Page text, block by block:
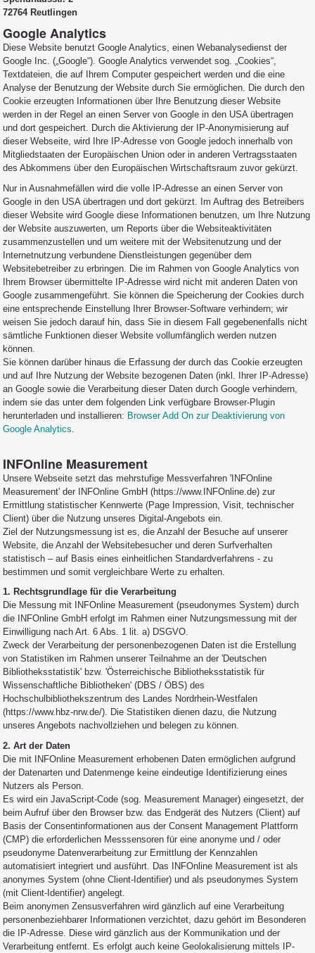
72764 Reutlingen
Google Analytics
Diese Website benutzt Google Analytics, einen Webanalysedienst der
Google Inc. („Google“). Google Analytics verwendet sog. „Cookies“,
Textdateien, die auf Ihrem Computer gespeichert werden und die eine
Analyse der Benutzung der Website durch Sie ermöglichen. Die durch den
Cookie erzeugten Informationen über Ihre Benutzung dieser Website
werden in der Regel an einen Server von Google in den USA übertragen
und dort gespeichert. Durch die Aktivierung der IP-Anonymisierung auf
dieser Webseite, wird Ihre IP-Adresse von Google jedoch innerhalb von
Mitgliedstaaten der Europäischen Union oder in anderen Vertragsstaaten
des Abkommens über den Europäischen Wirtschaftsraum zuvor gekürzt.
Nur in Ausnahmefällen wird die volle IP-Adresse an einen Server von
Google in den USA übertragen und dort gekürzt. Im Auftrag des Betreibers
dieser Website wird Google diese Informationen benutzen, um Ihre Nutzung
der Website auszuwerten, um Reports über die Websiteaktivitäten
zusammenzustellen und um weitere mit der Websitenutzung und der
Internetnutzung verbundene Dienstleistungen gegenüber dem
Websitebetreiber zu erbringen. Die im Rahmen von Google Analytics von
Ihrem Browser übermittelte IP-Adresse wird nicht mit anderen Daten von
Google zusammengeführt. Sie können die Speicherung der Cookies durch
eine entsprechende Einstellung Ihrer Browser-Software verhindern; wir
weisen Sie jedoch darauf hin, dass Sie in diesem Fall gegebenenfalls nicht
sämtliche Funktionen dieser Website vollumfänglich werden nutzen
können.
Sie können darüber hinaus die Erfassung der durch das Cookie erzeugten
und auf Ihre Nutzung der Website bezogenen Daten (inkl. Ihrer IP-Adresse)
an Google sowie die Verarbeitung dieser Daten durch Google verhindern,
indem sie das unter dem folgenden Link verfügbare Browser-Plugin
herunterladen und installieren: Browser Add On zur Deaktivierung von
Google Analytics
INFOnline Measurement
Unsere Webseite setzt das mehrstufige Messverfahren 'INFOnline
Measurement' der INFOnline GmbH (https://www.INFOnline.de) zur
Ermittlung statistischer Kennwerte (Page Impression, Visit, technischer
Client) über die Nutzung unseres Digital-Angebots ein.
Ziel der Nutzungsmessung ist es, die Anzahl der Besuche auf unserer
Website, die Anzahl der Websitebesucher und deren Surfverhalten
statistisch – auf Basis eines einheitlichen Standardverfahrens - zu
bestimmen und somit vergleichbare Werte zu erhalten.
1. Rechtsgrundlage für die Verarbeitung
Die Messung mit INFOnline Measurement (pseudonymes System) durch
die INFOnline GmbH erfolgt im Rahmen einer Nutzungsmessung mit der
Einwilligung nach Art. 6 Abs. 1 lit. a) DSGVO.
Zweck der Verarbeitung der personenbezogenen Daten ist die Erstellung
von Statistiken im Rahmen unserer Teilnahme an der 'Deutschen
Bibliotheksstatistik' bzw. 'Österreichische Bibliotheksstatistik für
Wissenschaftliche Bibliotheken' (DBS / ÖBS) des
Hochschulbibliothekszentrum des Landes Nordrhein-Westfalen
(https://www.hbz-nrw.de/). Die Statistiken dienen dazu, die Nutzung
unseres Angebots nachvollziehen und belegen zu können.
2. Art der Daten
Die mit INFOnline Measurement erhobenen Daten ermöglichen aufgrund
der Datenarten und Datenmenge keine eindeutige Identifizierung eines
Nutzers als Person.
Es wird ein JavaScript-Code (sog. Measurement Manager) eingesetzt, der
beim Aufruf über den Browser bzw. das Endgerät des Nutzers (Client) auf
Basis der Consentinformationen aus der Consent Management Plattform
(CMP) die erforderlichen Messsensoren für eine anonyme und / oder
pseudonyme Datenverarbeitung zur Ermittlung der Kennzahlen
automatisiert integriert und ausführt. Das INFOnline Measurement ist als
anonymes System (ohne Client-Identifier) und als pseudonymes System
(mit Client-Identifier) angelegt.
Beim anonymen Zensusverfahren wird gänzlich auf eine Verarbeitung
personenbeziehbarer Informationen verzichtet, dazu gehört im Besonderen
die IP-Adresse. Diese wird gänzlich aus der Kommunikation und der
Verarbeitung entfernt. Es erfolgt auch keine Geolokalisierung mittels IP-